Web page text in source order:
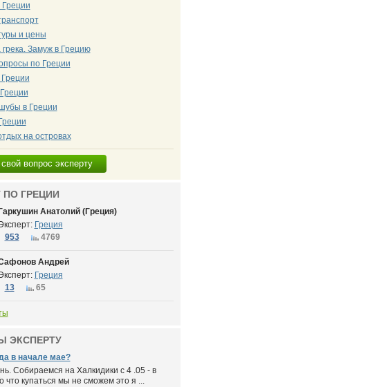
Греции
и цены
Замуж в Грецию
по Греции
Греции
в Греции
на островах
вопрос эксперту
ПО ГРЕЦИИ
Гаркушин Анатолий (Греция)
Греция
953
4769
Андрей
Греция
13
65
ЭКСПЕРТУ
в начале мае?
Собираемся на Халкидики с 4 .05 - в
что купаться мы не сможем это я ...